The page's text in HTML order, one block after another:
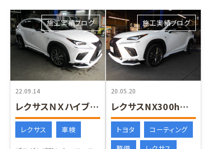
22.09.14
レクサスＮＸハイブリッド 車検
施工実績ブログ
レクサス 車検
20.05.20
レクサスNX300hエアロ編
施工実績ブログ
トヨタ
コーティング